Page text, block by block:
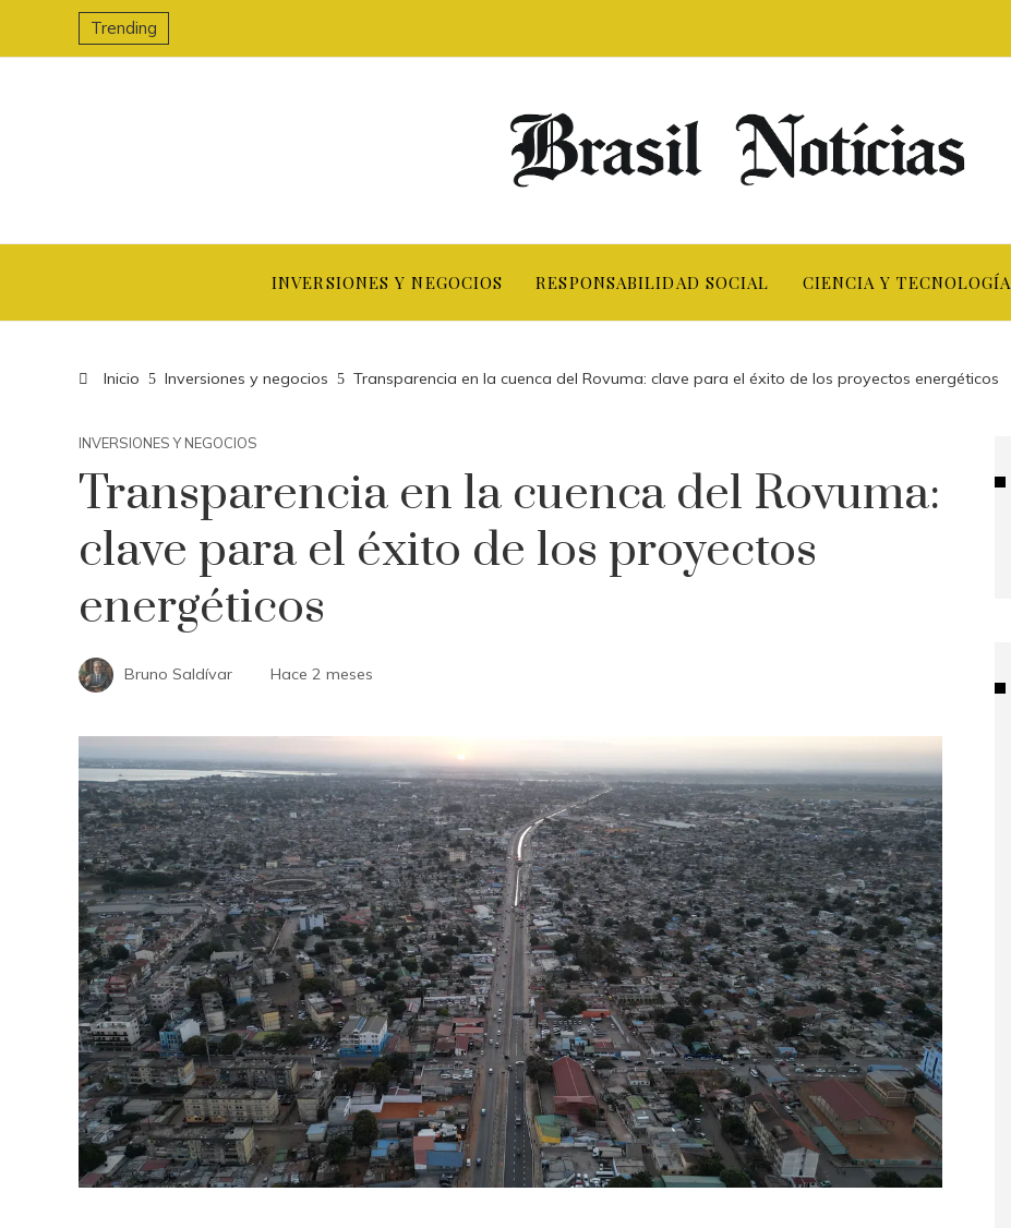
Trending
INVERSIONES Y NEGOCIOS RESPONSABILIDAD SOCIAL CIENCIA Y TECNOLOGÍA
Inicio Inversiones y negocios Transparencia en la cuenca del Rovuma: clave para el éxito de los proyectos energéticos
INVERSIONES Y NEGOCIOS
Transparencia en la cuenca del Rovuma:
clave para el éxito de los proyectos
energéticos
Bruno Saldívar Hace 2 meses